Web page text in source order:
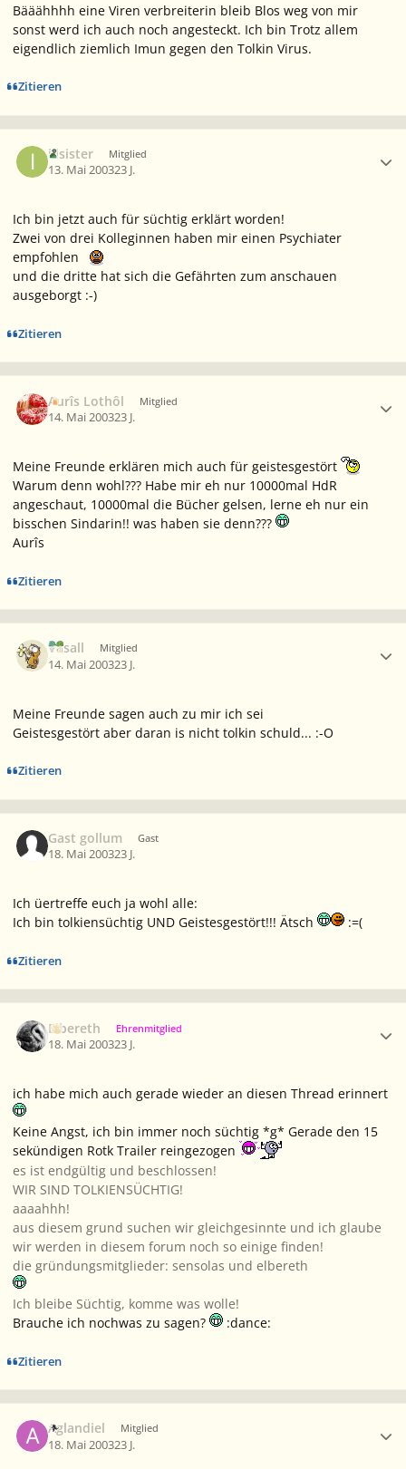
Bääähhhh eine Viren verbreiterin bleib Blos weg von mir
sonst werd ich auch noch angesteckt. Ich bin Trotz allem
eigendlich ziemlich Imun gegen den Tolkin Virus.
Zitieren
illsister Mitglied
13. Mai 200323 J.
Ich bin jetzt auch für süchtig erklärt worden!
Zwei von drei Kolleginnen haben mir einen Psychiater
empfohlen
und die dritte hat sich die Gefährten zum anschauen
ausgeborgt :-)
Zitieren
Aurîs Lothôl Mitglied
14. Mai 200323 J.
Meine Freunde erklären mich auch für geistesgestört
Warum denn wohl??? Habe mir eh nur 10000mal HdR
angeschaut, 10000mal die Bücher gelsen, lerne eh nur ein
bisschen Sindarin!! was haben sie denn???
Aurîs
Zitieren
Vasall Mitglied
14. Mai 200323 J.
Meine Freunde sagen auch zu mir ich sei
Geistesgestört aber daran is nicht tolkin schuld... :-O
Zitieren
Gast gollum Gast
18. Mai 200323 J.
Ich üertreffe euch ja wohl alle:
Ich bin tolkiensüchtig UND Geistesgestört!!! Ätsch
:=(
Zitieren
Elbereth Ehrenmitglied
18. Mai 200323 J.
ich habe mich auch gerade wieder an diesen Thread erinnert
Keine Angst, ich bin immer noch süchtig *g* Gerade den 15
sekündigen Rotk Trailer reingezogen
es ist endgültig und beschlossen!
WIR SIND TOLKIENSÜCHTIG!
aaaahhh!
aus diesem grund suchen wir gleichgesinnte und ich glaube
wir werden in diesem forum noch so einige finden!
die gründungsmitglieder: sensolas und elbereth
Ich bleibe Süchtig, komme was wolle!
Brauche ich nochwas zu sagen?
:dance:
Zitieren
Aglandiel Mitglied
18. Mai 200323 J.